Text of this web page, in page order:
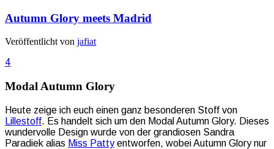
Autumn Glory meets Madrid
Veröffentlicht von jafiat
4
Modal Autumn Glory
Heute zeige ich euch einen ganz besonderen Stoff von
Lillestoff. Es handelt sich um den Modal Autumn Glory. Dieses
wundervolle Design wurde von der grandiosen Sandra
Paradiek alias Miss Pattyentworfen, wobei Autumn Glory nur